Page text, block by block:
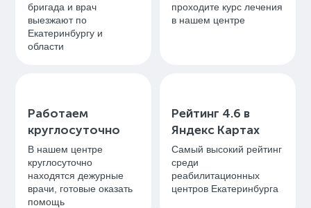
бригада и врач
выезжают по
Екатеринбургу и
области
проходите курс лечения
в нашем центре
Работаем
круглосуточно
В нашем центре
круглосуточно
находятся дежурные
врачи, готовые оказать
помощь
Рейтинг 4.6 в
Яндекс Картах
Самый высокий рейтинг
среди
реабилитационных
центров Екатеринбурга